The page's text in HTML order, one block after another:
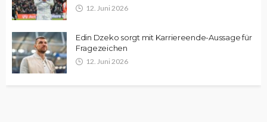
12. Juni 2026
Edin Dzeko sorgt mit Karriereende-Aussage für
Fragezeichen
12. Juni 2026